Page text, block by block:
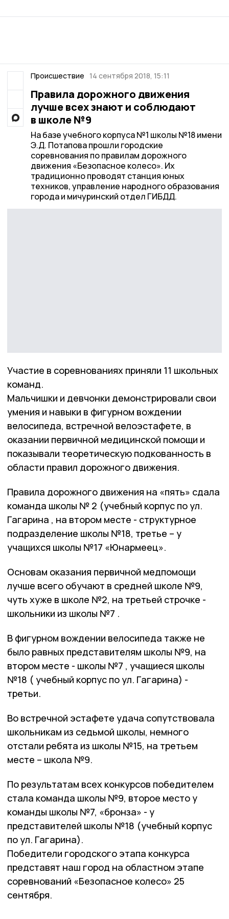
Происшествие 14 сентября 2018, 15:11
Правила дорожного движения
лучше всех знают и соблюдают
в школе №9
На базе учебного корпуса №1 школы №18 имени
Э.Д. Потапова прошли городские
соревнования по правилам дорожного
движения «Безопасное колесо». Их
традиционно проводят станция юных
техников, управление народного образования
города и мичуринский отдел ГИБДД.
Участие в соревнованиях приняли 11 школьных
команд.
Мальчишки и девчонки демонстрировали свои
умения и навыки в фигурном вождении
велосипеда, встречной велоэстафете, в
оказании первичной медицинской помощи и
показывали теоретическую подкованность в
области правил дорожного движения.
Правила дорожного движения на «пять» сдала
команда школы № 2 (учебный корпус по ул.
Гагарина , на втором месте - структурное
подразделение школы №18, третье – у
учащихся школы №17 «Юнармеец».
Основам оказания первичной медпомощи
лучше всего обучают в средней школе №9,
чуть хуже в школе №2, на третьей строчке -
школьники из школы №7 .
В фигурном вождении велосипеда также не
было равных представителям школы №9, на
втором месте - школы №7 , учащиеся школы
№18 ( учебный корпус по ул. Гагарина) -
третьи.
Во встречной эстафете удача сопутствовала
школьникам из седьмой школы, немного
отстали ребята из школы №15, на третьем
месте – школа №9.
По результатам всех конкурсов победителем
стала команда школы №9, второе место у
команды школы №7, «бронза» - у
представителей школы №18 (учебный корпус
по ул. Гагарина).
Победители городского этапа конкурса
представят наш город на областном этапе
соревнований «Безопасное колесо» 25
сентября.